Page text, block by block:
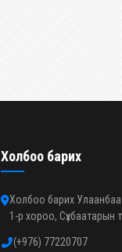
Холбоо барих
Холбоо барих
1-р хороо, Сүхбаатарын
(+976) 77220707